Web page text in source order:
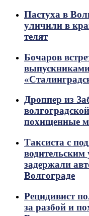
Пастуха в
уличили в
телят
Бочаров
Дроппер из
похищенные
Таксиста с
водительским
задержали
Волгограде
Рецидивист
за разбой и